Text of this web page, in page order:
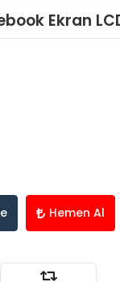
Ekran
Hemen Al